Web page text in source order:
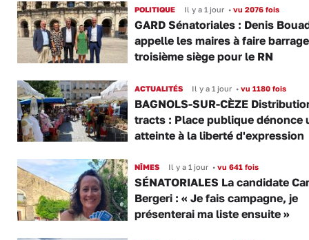
POLITIQUE Il y a 1 jour •vu 2076 fois
GARD Sénatoriales : Denis
appelle les maires à faire
troisième siège pour le RN
ACTUALITÉS Il y a 1 jour •vu 1180 fois
BAGNOLS-SUR-CÈZE
tracts : Place publique dénonce
atteinte à la liberté d'expression
NÎMES Il y a 1 jour •vu 641 fois
SÉNATORIALES La candidate
Bergeri : « Je fais campagne, je
présenterai ma liste ensuite »